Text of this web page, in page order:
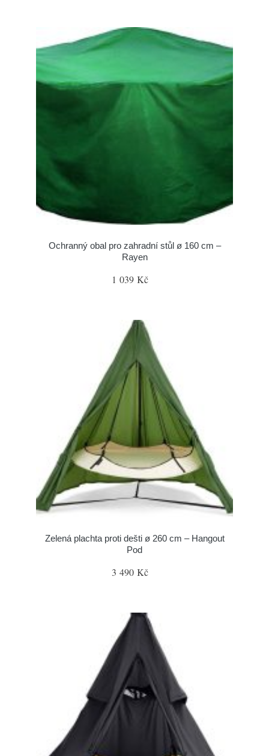
Ochranný obal pro zahradní stůl ø 160 cm –
Rayen
1 039 Kč
Zelená plachta proti dešti ø 260 cm – Hangout
Pod
3 490 Kč